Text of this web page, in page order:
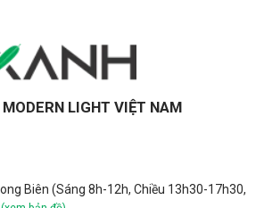
LIGHT VIỆT NAM
Biên (Sáng 8h-12h, Chiều 13h30-17h30,